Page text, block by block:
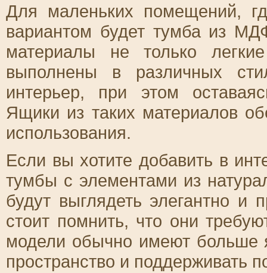
Для маленьких помещений,
вариантом будет тумба из
материалы не только
выполнены в различных
интерьер, при этом
Ящики из таких материалов
использования.
Если вы хотите добавить в
тумбы с элементами из
будут выглядеть элегантно
стоит помнить, что они
модели обычно имеют больше
пространство и поддерживать